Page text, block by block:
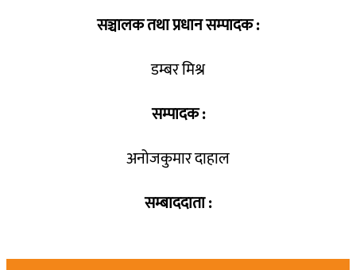
सञ्चालक तथा प्रधान सम्पादक :
डम्बर मिश्र
सम्पादक :
अनोजकुमार दाहाल
सम्बाददाता :